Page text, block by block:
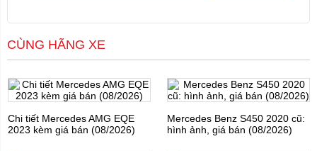
CÙNG HÃNG XE
Chi tiết Mercedes AMG EQE
2023 kèm giá bán (08/2026)
Mercedes Benz S450 2020 cũ:
hình ảnh, giá bán (08/2026)